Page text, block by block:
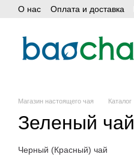
Перейти к основному контенту
О нас Оплата и доставка
Магазин настоящего чая Каталог
Зеленый чай
Черный (Красный) чай